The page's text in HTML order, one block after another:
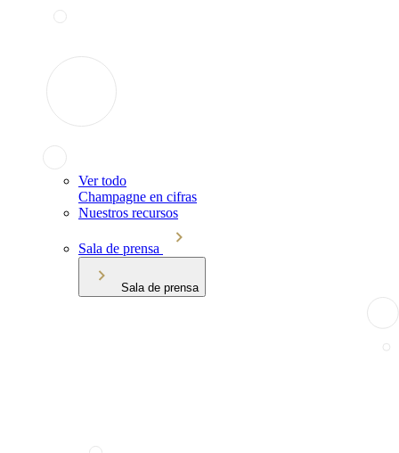
Ver todo
Champagne en cifras
Nuestros recursos
Sala de prensa
Sala de prensa